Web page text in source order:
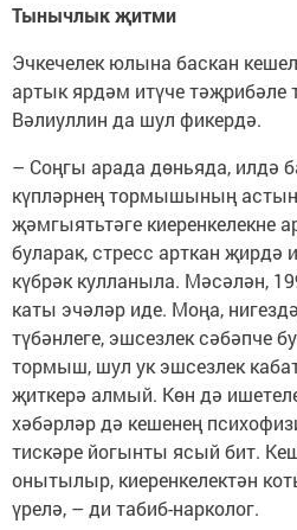
Тынычлык җитми
Эчкечелек юлына баскан
артык ярдәм итүче тәҗрибәле
Вәлиуллин да шул фикердә.
– Соңгы арада дөньяда, илдә
күпләрнең тормышының астын
җәмгыятьтәге киеренкелекне
буларак, стресс арткан җирдә
күбрәк кулланыла. Мәсәлән,
каты эчәләр иде. Моңа,
түбәнлеге, эшсезлек сәбәпче
тормыш, шул ук эшсезлек
җиткерә алмый. Көн дә
хәбәрләр дә кешенең
тискәре йогынты ясый бит.
онытылыр, киеренкелектән
үрелә, – ди табиб-нарколог.